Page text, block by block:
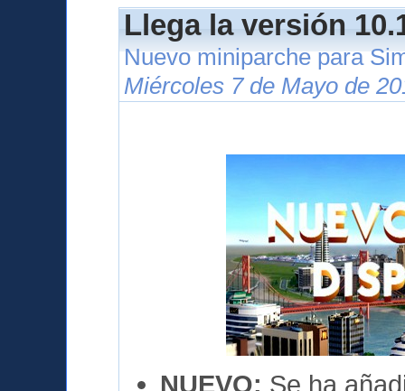
Llega la versión
Nuevo miniparche para
Miércoles 7 de Mayo de
NUEVO: Se ha